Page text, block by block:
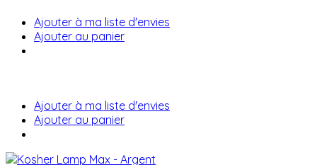
Ajouter à ma liste d'envies
Ajouter au panier
Ajouter à ma liste d'envies
Ajouter au panier